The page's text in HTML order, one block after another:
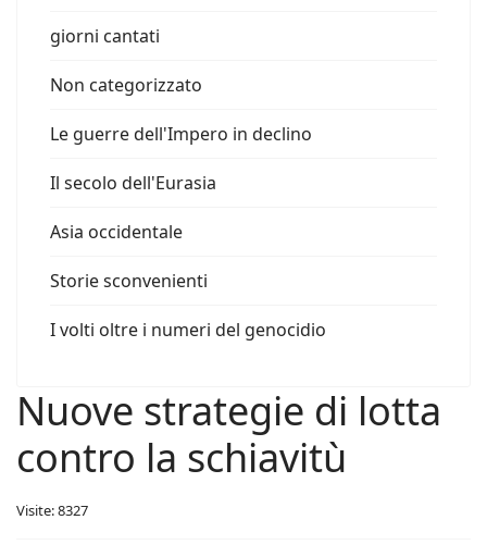
giorni cantati
Non categorizzato
Le guerre dell'Impero in declino
Il secolo dell'Eurasia
Asia occidentale
Storie sconvenienti
I volti oltre i numeri del genocidio
Nuove strategie di lotta
contro la schiavitù
Visite: 8327